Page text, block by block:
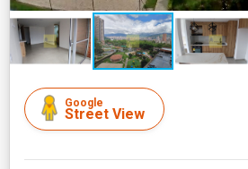
Google
Street View